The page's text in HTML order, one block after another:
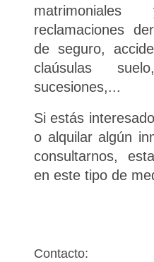
reclamaciones
de seguro,
claúsulas
sucesiones,...
Si estás
o alquilar algún
consultarnos,
en este tipo de
Contacto: